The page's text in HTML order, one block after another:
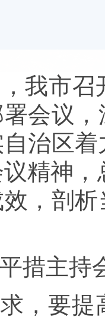
我市召
会议
治区
精神，
，剖
措主持
，要提